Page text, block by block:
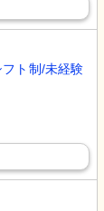
ト制/未経験